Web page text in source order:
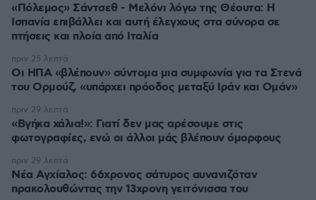
«Πόλεμος» Σάντσεθ - Μελόνι λόγω της Θέουτα: Η
Ισπανία επιβάλλει και αυτή έλεγχους στα σύνορα σε
πτήσεις και πλοία από Ιταλία
Οι ΗΠΑ «βλέπουν» σύντομα μια συμφωνία για τα Στενά
του Ορμούζ, «υπάρχει πρόοδος μεταξύ Ιράν και Ομάν»
πριν 25 λεπτά
«Βγήκα χάλια!»: Γιατί δεν μας αρέσουμε στις
φωτογραφίες, ενώ οι άλλοι μάς βλέπουν όμορφους
πριν 29 λεπτά
Νέα Αγχίαλος: 66χρονος σάτυρος αυνανιζόταν
πρακολουθώντας την 13χρονη γειτόνισσα του
πριν 29 λεπτά